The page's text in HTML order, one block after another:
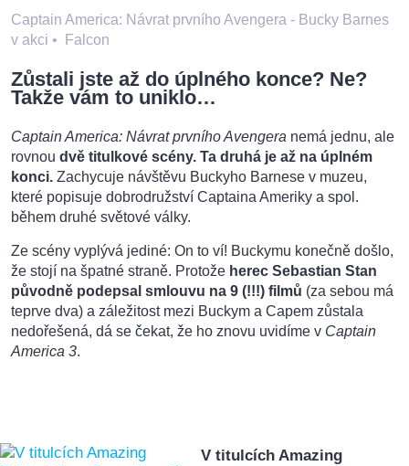
Captain America: Návrat prvního Avengera - Bucky Barnes
v akci • Falcon
Zůstali jste až do úplného konce? Ne?
Takže vám to uniklo…
Captain America: Návrat prvního Avengera nemá jednu, ale
rovnou dvě titulkové scény. Ta druhá je až na úplném
konci. Zachycuje návštěvu Buckyho Barnese v muzeu,
které popisuje dobrodružství Captaina Ameriky a spol.
během druhé světové války.
Ze scény vyplývá jediné: On to ví! Buckymu konečně došlo,
že stojí na špatné straně. Protože herec Sebastian Stan
původně podepsal smlouvu na 9 (!!!) filmů (za sebou má
teprve dva) a záležitost mezi Buckym a Capem zůstala
nedořešená, dá se čekat, že ho znovu uvidíme v Captain
America 3.
V titulcích Amazing